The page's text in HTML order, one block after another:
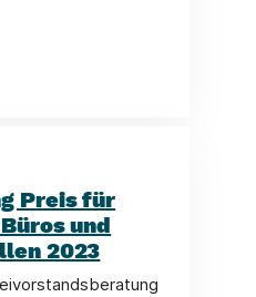
Preis für
und
2023